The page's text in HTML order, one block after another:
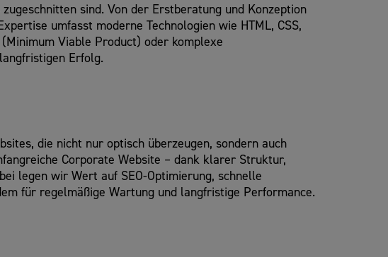
sind. Von der Erstberatung und Konzeption
umfasst moderne Technologien wie HTML, CSS,
Viable Product) oder komplexe
Erfolg.
die nicht nur optisch überzeugen, sondern auch
Corporate Website – dank klarer Struktur,
legen wir Wert auf SEO-Optimierung, schnelle
für regelmäßige Wartung und langfristige Performance.